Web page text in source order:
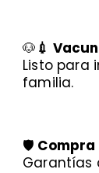
🐶 💉
Listo para
familia.
🛡️
Garantías